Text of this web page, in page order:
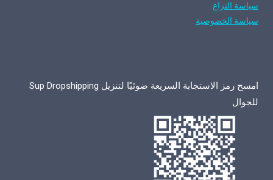
سياسة النزاع
سياسة الخصوصية
امسح رمز الاستجابة السريعة ضوئيًا لتنزيل Sup Dropshipping
للجوال